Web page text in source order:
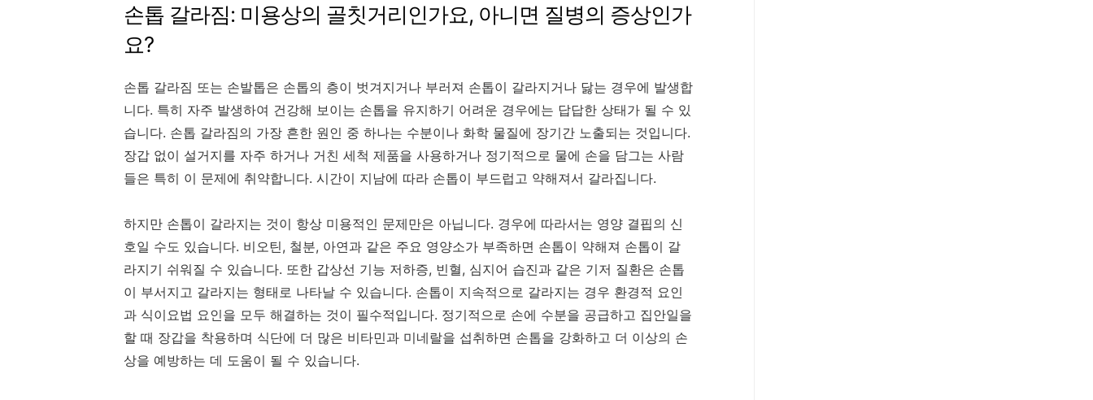
손톱 갈라짐: 미용상의 골칫거리인가요, 아니면 질병의 증상인가
요?
손톱 갈라짐 또는 손발톱은 손톱의 층이 벗겨지거나 부러져 손톱이 갈라지거나 닳는 경우에 발생합
니다. 특히 자주 발생하여 건강해 보이는 손톱을 유지하기 어려운 경우에는 답답한 상태가 될 수 있
습니다. 손톱 갈라짐의 가장 흔한 원인 중 하나는 수분이나 화학 물질에 장기간 노출되는 것입니다.
장갑 없이 설거지를 자주 하거나 거친 세척 제품을 사용하거나 정기적으로 물에 손을 담그는 사람
들은 특히 이 문제에 취약합니다. 시간이 지남에 따라 손톱이 부드럽고 약해져서 갈라집니다.
하지만 손톱이 갈라지는 것이 항상 미용적인 문제만은 아닙니다. 경우에 따라서는 영양 결핍의 신
호일 수도 있습니다. 비오틴, 철분, 아연과 같은 주요 영양소가 부족하면 손톱이 약해져 손톱이 갈
라지기 쉬워질 수 있습니다. 또한 갑상선 기능 저하증, 빈혈, 심지어 습진과 같은 기저 질환은 손톱
이 부서지고 갈라지는 형태로 나타날 수 있습니다. 손톱이 지속적으로 갈라지는 경우 환경적 요인
과 식이요법 요인을 모두 해결하는 것이 필수적입니다. 정기적으로 손에 수분을 공급하고 집안일을
할 때 장갑을 착용하며 식단에 더 많은 비타민과 미네랄을 섭취하면 손톱을 강화하고 더 이상의 손
상을 예방하는 데 도움이 될 수 있습니다.